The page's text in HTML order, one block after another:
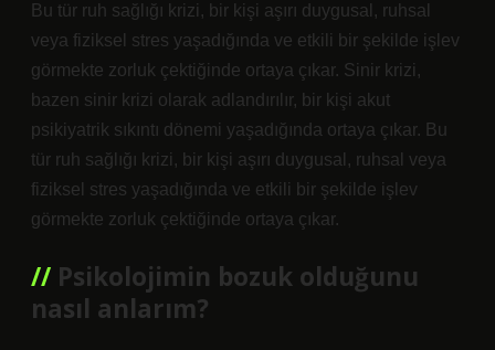
Bu tür ruh sağlığı krizi, bir kişi aşırı duygusal, ruhsal
veya fiziksel stres yaşadığında ve etkili bir şekilde işlev
görmekte zorluk çektiğinde ortaya çıkar. Sinir krizi,
bazen sinir krizi olarak adlandırılır, bir kişi akut
psikiyatrik sıkıntı dönemi yaşadığında ortaya çıkar. Bu
tür ruh sağlığı krizi, bir kişi aşırı duygusal, ruhsal veya
fiziksel stres yaşadığında ve etkili bir şekilde işlev
görmekte zorluk çektiğinde ortaya çıkar.
Psikolojimin bozuk olduğunu
nasıl anlarım?